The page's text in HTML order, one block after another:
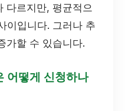
다르지만, 평균적으
이입니다. 그러나 추
가할 수 있습니다.
어떻게 신청하나